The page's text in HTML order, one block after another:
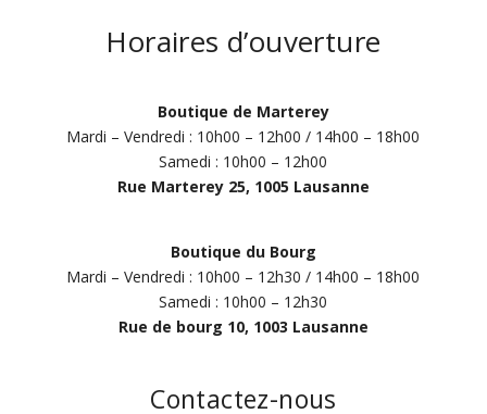
Horaires d’ouverture
Boutique de Marterey
Mardi – Vendredi : 10h00 – 12h00 / 14h00 – 18h00
Samedi : 10h00 – 12h00
Rue Marterey 25, 1005 Lausanne
Boutique du Bourg
Mardi – Vendredi : 10h00 – 12h30 / 14h00 – 18h00
Samedi : 10h00 – 12h30
Rue de bourg 10, 1003 Lausanne
Contactez-nous